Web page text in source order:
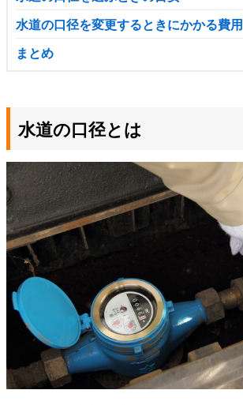
水道の口径を変更するときにかかる費用
まとめ
水道の口径とは